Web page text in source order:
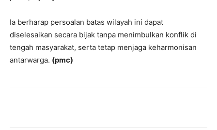
Ia berharap persoalan batas wilayah ini dapat
diselesaikan secara bijak tanpa menimbulkan konflik di
tengah masyarakat, serta tetap menjaga keharmonisan
antarwarga. (pmc)